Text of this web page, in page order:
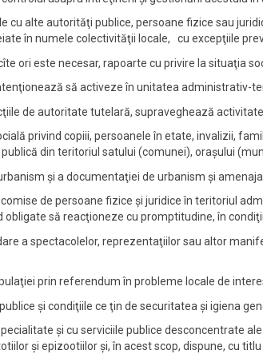
cu alte autorităţi publice, persoane fizice sau
în numele colectivităţii locale, cu excepţiile
ori este necesar, rapoarte cu privire la situaţia
să activeze în unitatea administrativ-
de autoritate tutelară, supraveghează
privind copiii, persoanele în etate, invalizii,
din teritoriul satului (comunei), oraşului
şi a documentaţiei de urbanism şi
de persoane fizice şi juridice în teritoriul
să reacţioneze cu promptitudine, în
a spectacolelor, reprezentaţiilor sau altor
prin referendum în probleme locale de
şi condiţiile ce ţin de securitatea şi igiena
şi cu serviciile publice desconcentrate
şi epizootiilor şi, în acest scop, dispune, cu